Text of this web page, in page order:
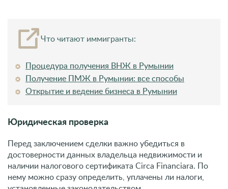
Перед заключением сделки важно убедиться в
достоверности данных владельца недвижимости и
нему можно сразу определить, уплачены ли налоги,
установленные законодательством.
частности, нет ли коммунальной задолженности, не
Эту процедуру проводит нотариус, по времени может
занять примерно месяц.
Подписание договора и оплата